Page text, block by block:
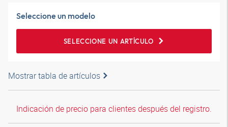
Seleccione un modelo
SELECCIONE UN ARTÍCULO
Mostrar tabla de artículos
Indicación de precio para clientes después del registro.